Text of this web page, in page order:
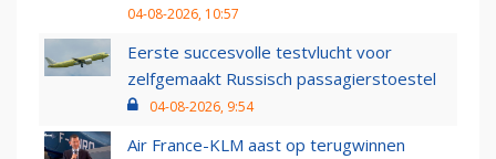
04-08-2026, 10:57
Eerste succesvolle testvlucht voor
zelfgemaakt Russisch passagierstoestel
04-08-2026, 9:54
Air France-KLM aast op terugwinnen